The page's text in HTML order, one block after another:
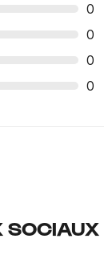
0
0
0
0
SOCIAUX